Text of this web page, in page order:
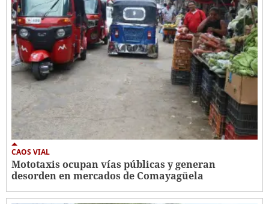
CAOS VIAL
Mototaxis ocupan vías públicas y generan
desorden en mercados de Comayagüela